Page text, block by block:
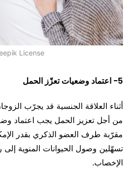
License
5- اعتماد وضعيات تعزّز الحمل
أثناء العلاقة الجنسية قد يجرّب
من أجل تعزيز الحمل يجب اعتماد
مقرّبة طرف العضو الذكري بقدر
تسهّلين وصول الحيوانات المنوية
الإخصاب.